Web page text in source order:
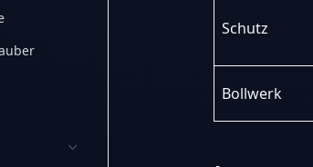
Schutz
Bollwerk